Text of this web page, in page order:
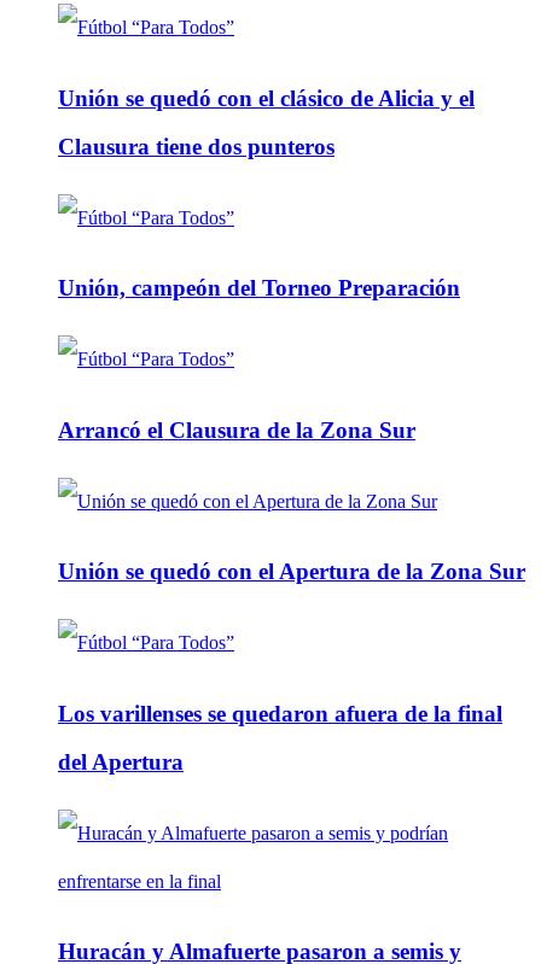
Unión se quedó con el clásico de Alicia y el
Clausura tiene dos punteros
Unión, campeón del Torneo Preparación
Arrancó el Clausura de la Zona Sur
Unión se quedó con el Apertura de la Zona Sur
Los varillenses se quedaron afuera de la final
del Apertura
Huracán y Almafuerte pasaron a semis y